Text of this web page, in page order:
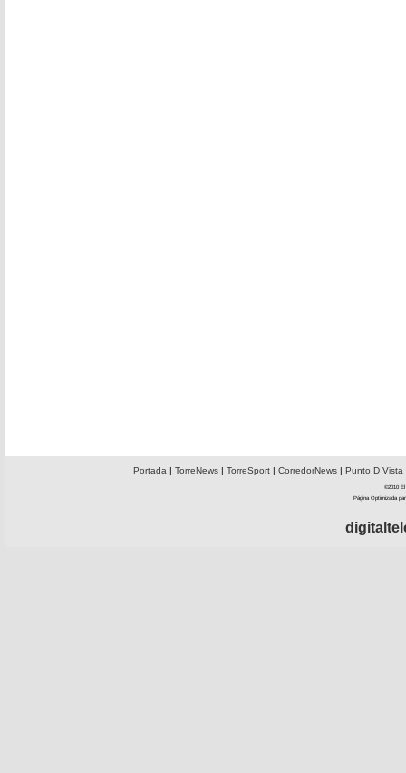
Portada | TorreNews| TorreSport| CorredorNews| Punto D Vista
©2010 El
Página Optimizada